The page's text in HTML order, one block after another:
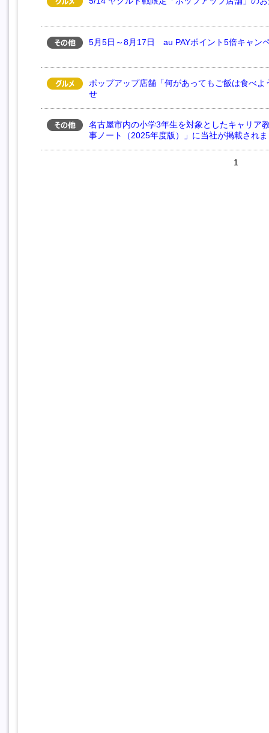
5月5日～8月17日 au PAYポイント5倍キャン
ポップアップ店舗「何があってもご飯は食べよ
せ
名古屋市内の小学3年生を対象としたキャリア
事ノート（2025年度版）」に当社が掲載され
1